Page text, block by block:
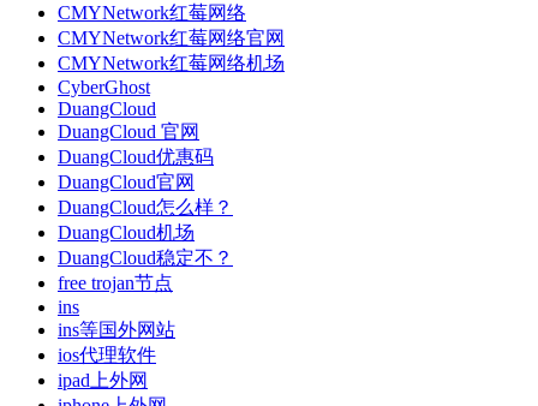
CMYNetwork红莓网络
CMYNetwork红莓网络官网
CMYNetwork红莓网络机场
CyberGhost
DuangCloud
DuangCloud 官网
DuangCloud优惠码
DuangCloud官网
DuangCloud怎么样？
DuangCloud机场
DuangCloud稳定不？
free trojan节点
ins
ins等国外网站
ios代理软件
ipad上外网